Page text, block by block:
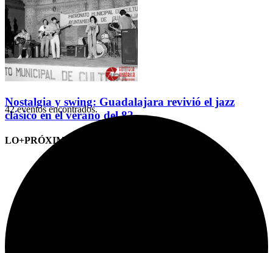
Nostalgia y swing: Guadalajara revivió el jazz
clásico en el verano del 82
LO+PRÓXIMO (CITAS)
42 eventos encontrados.